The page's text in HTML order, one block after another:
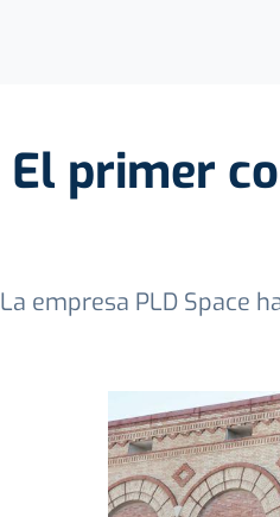
El primer
La empresa PLD Space